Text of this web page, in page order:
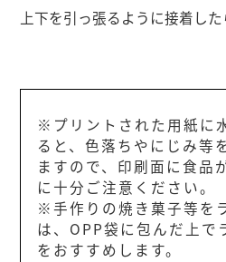
上下を引っ張るように接着した
※プリントされた用紙に
ると、色落ちやにじみ等
ますので、印刷面に食品
に十分ご注意ください。
※手作りの焼き菓子等を
は、OPP袋に包んだ上で
をおすすめします。